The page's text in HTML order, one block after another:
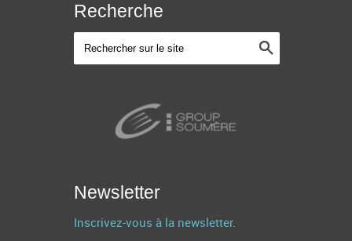
Recherche
Newsletter
Inscrivez-vous à la newsletter.